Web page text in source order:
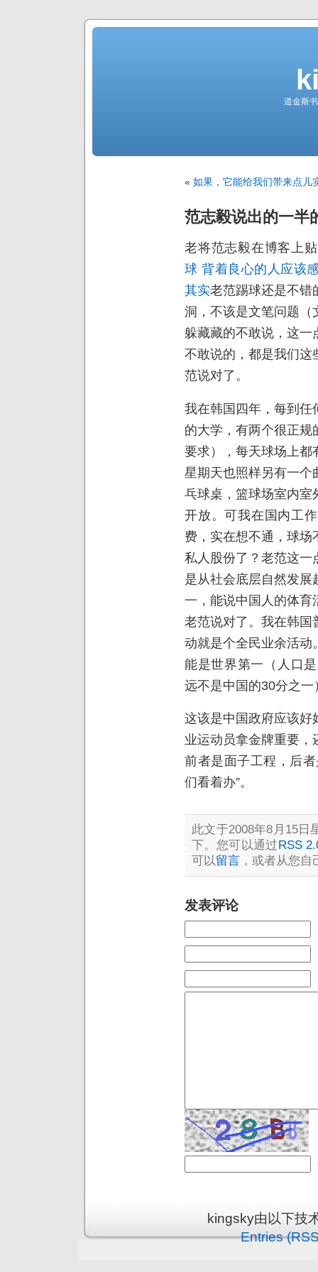
道金斯
« 如果，它能给我们带来点儿
范志毅说出的一半
老将范志毅在博客上
球 背着良心的人应该
其实老范踢球还是不错
洞，不该是文笔问题（
躲藏藏的不敢说，这一
不敢说的，都是我们这
范说对了。
我在韩国四年，每到任
的大学，有两个很正
要求），每天球场上都
星期天也照样另有一个
乓球桌，篮球场室内室
开放。可我在国内工
费，实在想不通，球
私人股份了？老范这一
是从社会底层自然发
一，能说中国人的体育
老范说对了。我在韩国
动就是个全民业余活动
能是世界第一（人口
远不是中国的30分之一
这该是中国政府应该好
业运动员拿金牌重要
前者是面子工程，后
们看着办”。
此文于2008年8月15日
下。您可以通过 RSS
可以留言 ，或者从您自
发表评论
kingsky由以下技
Entries